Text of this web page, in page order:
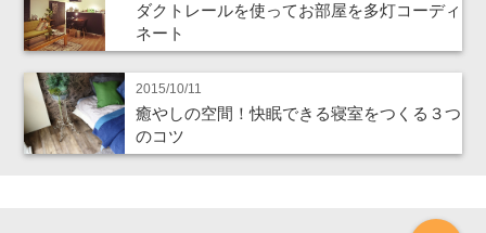
ダクトレールを使ってお部屋を多灯コーディ
ネート
2015/10/11
癒やしの空間！快眠できる寝室をつくる３つ
のコツ